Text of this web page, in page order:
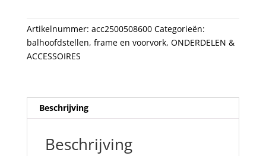
GEINT
ZW
aantal
Artikelnummer: acc2500508600 Categorieën:
balhoofdstellen, frame en voorvork, ONDERDELEN &
ACCESSOIRES
Beschrijving
Beschrijving